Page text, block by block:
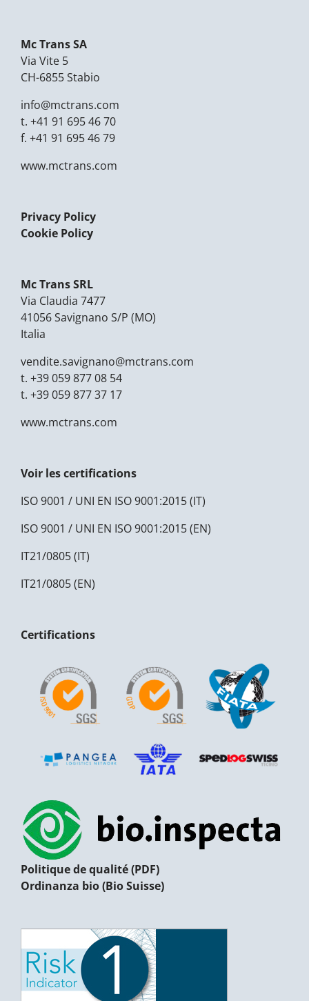
Mc Trans SA
Via Vite 5
CH-6855 Stabio
info@mctrans.com
t. +41 91 695 46 70
f. +41 91 695 46 79
www.mctrans.com
Privacy Policy
Cookie Policy
Mc Trans SRL
Via Claudia 7477
41056 Savignano S/P (MO)
Italia
vendite.savignano@mctrans.com
t. +39 059 877 08 54
t. +39 059 877 37 17
www.mctrans.com
Voir les certifications
ISO 9001 / UNI EN ISO 9001:2015 (IT)
ISO 9001 / UNI EN ISO 9001:2015 (EN)
IT21/0805 (IT)
IT21/0805 (EN)
Certifications
Politique de qualité (PDF)
Ordinanza bio (Bio Suisse)